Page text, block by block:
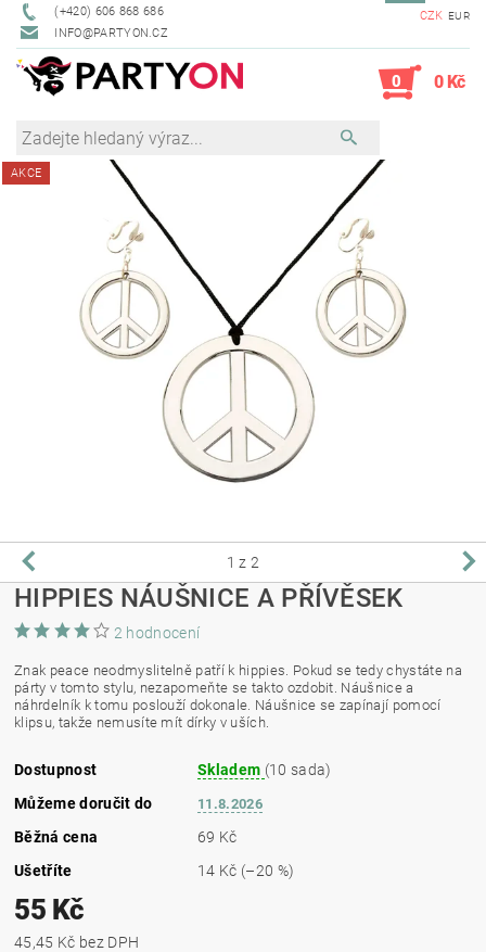
(+420) 606 868 686
INFO@PARTYON.CZ
CZK EUR
0 0 Kč
AKCE
1 z 2
HIPPIES NÁUŠNICE A PŘÍVĚSEK
2 hodnocení
Znak peace neodmyslitelně patří k hippies. Pokud se tedy chystáte na
párty v tomto stylu, nezapomeňte se takto ozdobit. Náušnice a
náhrdelník k tomu poslouží dokonale. Náušnice se zapínají pomocí
klipsu, takže nemusíte mít dírky v uších.
Dostupnost Skladem (10 sada)
Můžeme doručit do
11.8.2026
Běžná cena
69 Kč
Ušetříte
14 Kč (–20 %)
55 Kč
45,45 Kč bez DPH